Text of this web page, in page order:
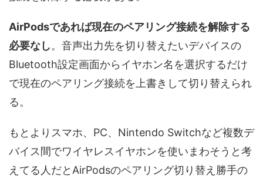
AirPodsであれば現在のペアリング接続を解除する
必要なし。音声出力先を切り替えたいデバイスの
Bluetooth設定画面からイヤホン名を選択するだけ
で現在のペアリング接続を上書きして切り替えられ
る。
もとよりスマホ、PC、Nintendo Switchなど複数デ
バイス間でワイヤレスイヤホンを使いまわそうと考
えてる人だとAirPodsのペアリング切り替え勝手の